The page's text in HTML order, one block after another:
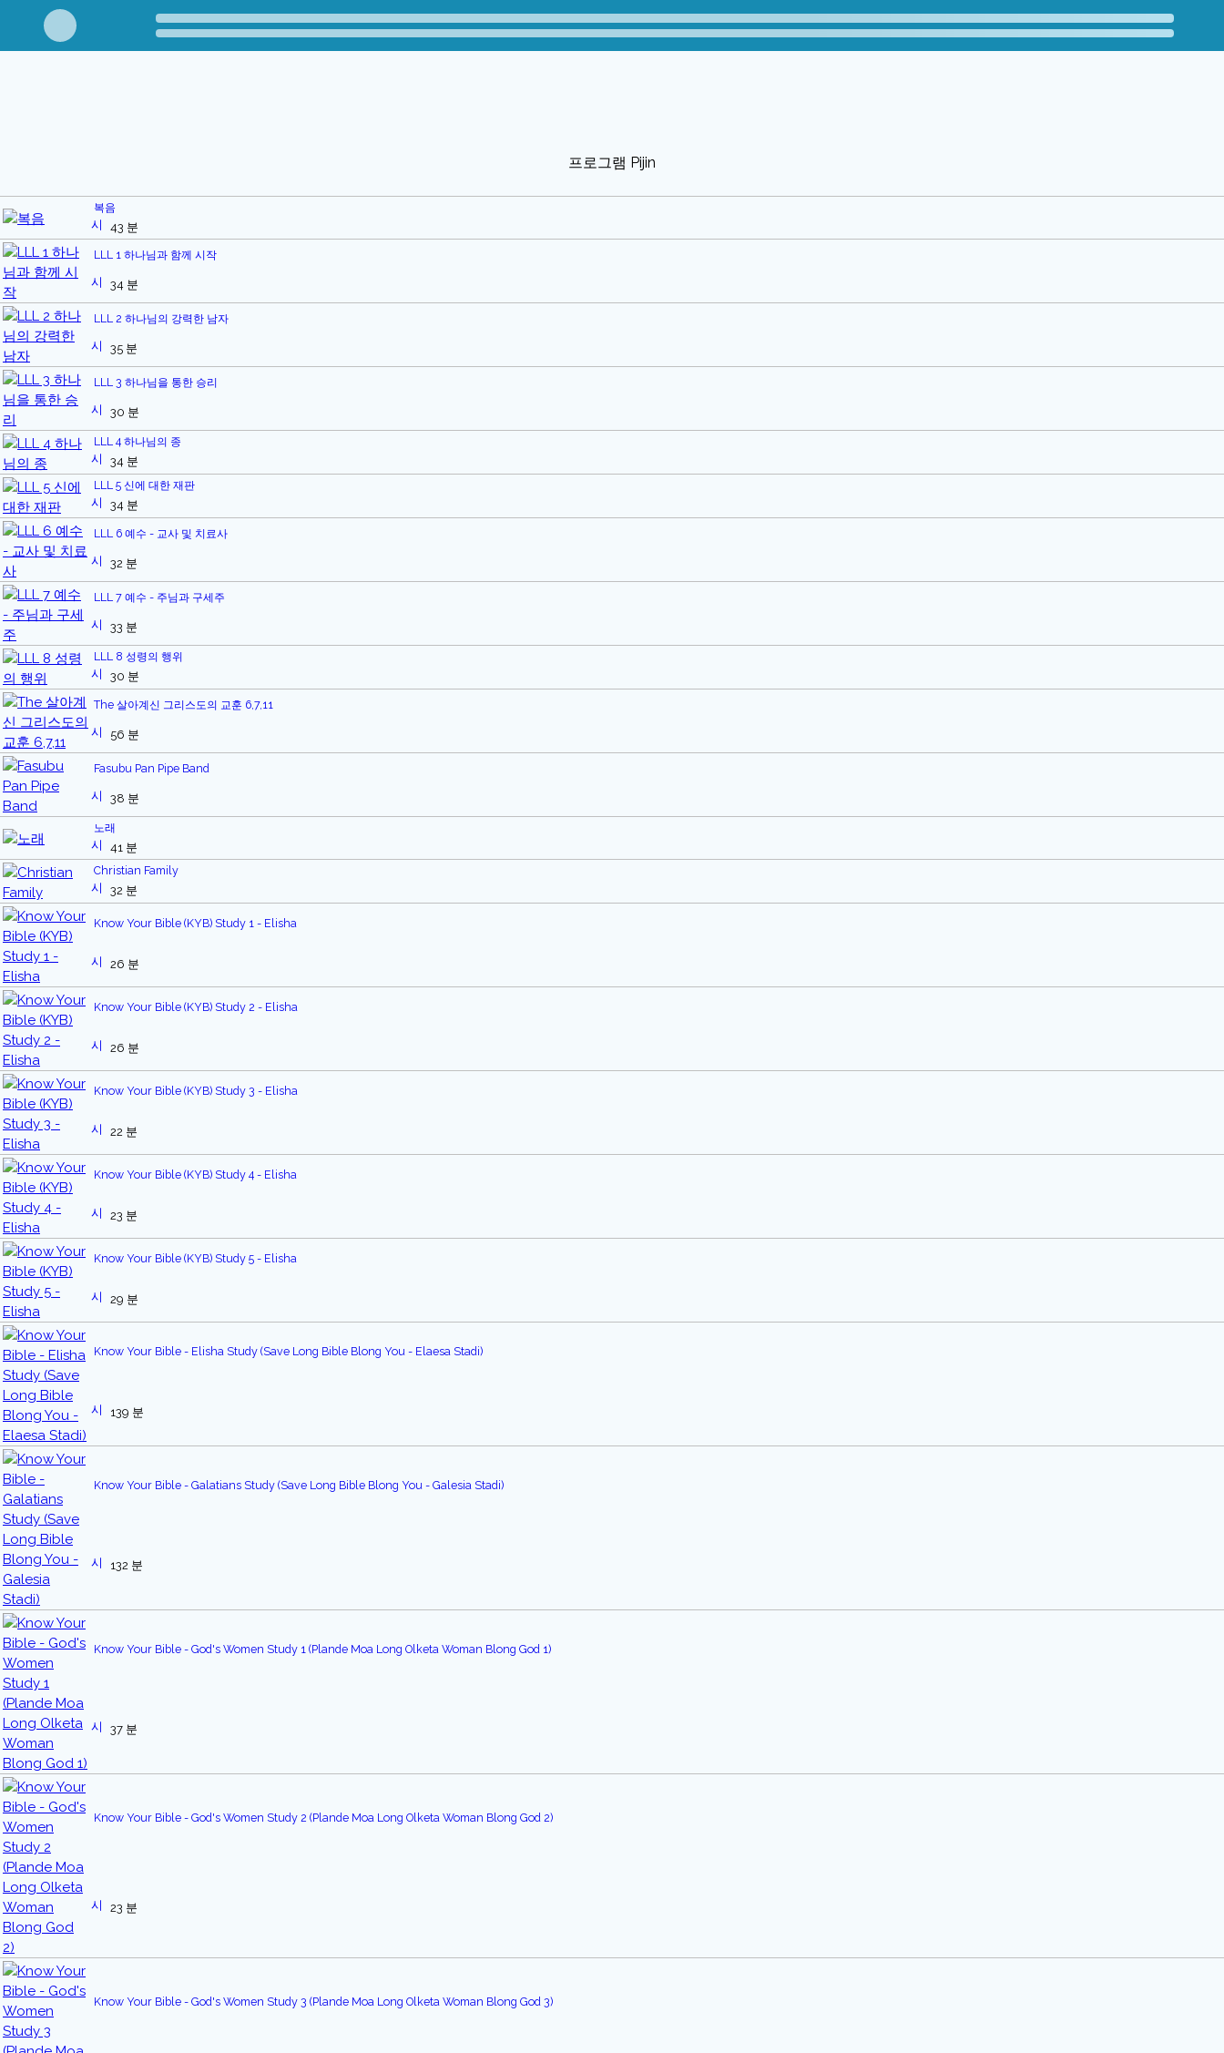
프로그램 Pijin
복음
43 분
LLL 1 하나님과 함께 시작
34 분
LLL 2 하나님의 강력한 남자
35 분
LLL 3 하나님을 통한 승리
30 분
LLL 4 하나님의 종
34 분
LLL 5 신에 대한 재판
34 분
LLL 6 예수 - 교사 및 치료사
32 분
LLL 7 예수 - 주님과 구세주
33 분
LLL 8 성령의 행위
30 분
The 살아계신 그리스도의 교훈 6,7,11
56 분
Fasubu Pan Pipe Band
38 분
노래
41 분
Christian Family
32 분
Know Your Bible (KYB) Study 1 - Elisha
26 분
Know Your Bible (KYB) Study 2 - Elisha
26 분
Know Your Bible (KYB) Study 3 - Elisha
22 분
Know Your Bible (KYB) Study 4 - Elisha
23 분
Know Your Bible (KYB) Study 5 - Elisha
29 분
Know Your Bible - Elisha Study (Save Long Bible Blong You - Elaesa Stadi)
139 분
Know Your Bible - Galatians Study (Save Long Bible Blong You - Galesia Stadi)
132 분
Know Your Bible - God's Women Study 1 (Plande Moa Long Olketa Woman Blong God 1)
37 분
Know Your Bible - God's Women Study 2 (Plande Moa Long Olketa Woman Blong God 2)
23 분
Know Your Bible - God's Women Study 3 (Plande Moa Long Olketa Woman Blong God 3)